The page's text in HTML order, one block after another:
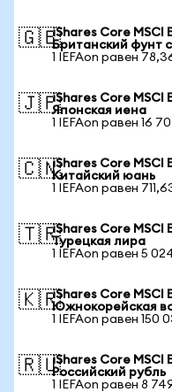
🇬🇧iShares Core MSCI
Британский фунт
1 IEFAon равен
🇯🇵iShares Core MSCI
Японская иена
1 IEFAon равен 16
🇨🇳iShares Core MSCI
Китайский юань
1 IEFAon равен
🇹🇷iShares Core MSCI
Турецкая лира
1 IEFAon равен 5
🇰🇷iShares Core MSCI
Южнокорейская
1 IEFAon равен 150
🇷🇺iShares Core MSCI
Российский рубль
1 IEFAon равен 8